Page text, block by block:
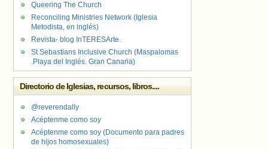
Queering The Church
Reconciling Ministries Network (Iglesia
Metodista, en inglés)
Revista- blog InTERESArte.
St Sebastians Inclusive Church (Maspalomas
.Playa del Inglés. Gran Canaria)
Directorio de Iglesias, recursos, libros....
@reverendally
Acéptenme como soy
Acéptenme como soy (Documento para padres
de hijos homosexuales)